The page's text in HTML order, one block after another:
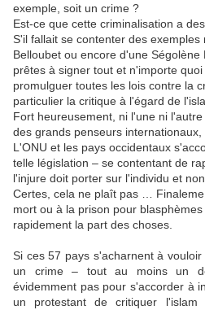
exemple, soit un crime ?
Est-ce que cette criminalisation a
S'il fallait se contenter des
Belloubet ou encore d'une
prêtes à signer tout et n'importe
promulguer toutes les lois contre la
particulier la critique à l'égard de
Fort heureusement, ni l'une ni
des grands penseurs internationaux,
L'ONU et les pays occidentaux
telle législation – se contentant de
l'injure doit porter sur l'individu et
Certes, cela ne plaît pas …
mort ou à la prison pour
rapidement la part des choses.
Si ces 57 pays s'acharnent à
un crime – tout au moins un
évidemment pas pour s'accorder à
un protestant de critiquer